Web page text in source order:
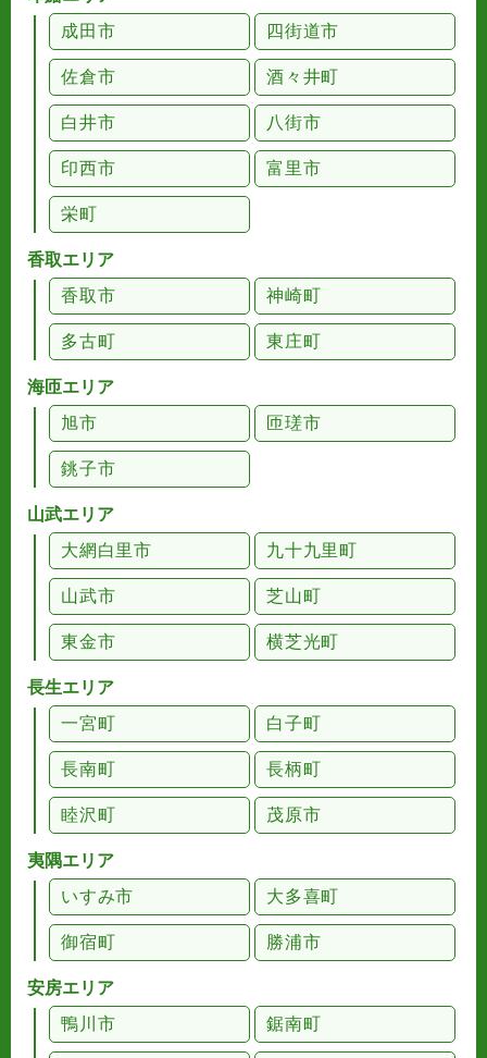
成田市
四街道市
佐倉市 酒々井町
白井市 八街市
印西市 富里市
栄町
香取エリア
香取市
神崎町
多古町 東庄町
海匝エリア
旭市
匝瑳市
銚子市
山武エリア
大網白里市
九十九里町
山武市 芝山町
東金市 横芝光町
長生エリア
一宮町
白子町
長南町 長柄町
睦沢町 茂原市
夷隅エリア
いすみ市
大多喜町
御宿町 勝浦市
安房エリア
鴨川市
鋸南町